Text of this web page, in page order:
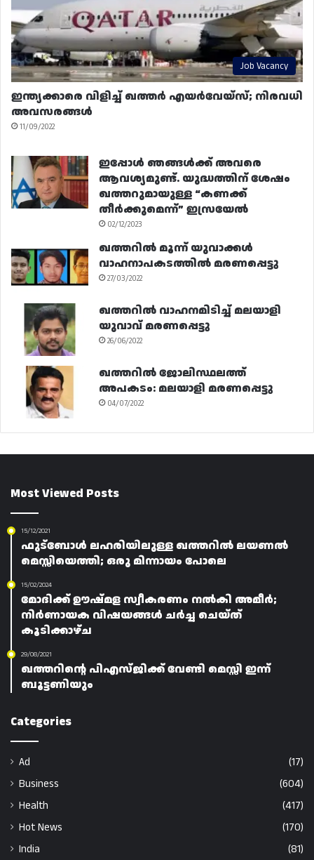
Job Vacancy
ഇന്ത്യക്കാരെ വിളിച്ച് ഖത്തർ എയർവേയ്‌സ്; നിരവധി
അവസരങ്ങൾ
11/09/2022
ഇപ്പോൾ ഞങ്ങൾക്ക് അവരെ
ആവശ്യമുണ്ട്. യുദ്ധത്തിന് ശേഷം
ഖത്തറുമായുള്ള “കണക്ക്
തീർക്കുമെന്ന്” ഇസ്രയേൽ
02/12/2023
ഖത്തറിൽ മൂന്ന് യുവാക്കൾ
വാഹനാപകടത്തിൽ മരണപ്പെട്ടു
27/03/2022
ഖത്തറിൽ വാഹനമിടിച്ച് മലയാളി
യുവാവ് മരണപ്പെട്ടു
26/06/2022
ഖത്തറിൽ ജോലിസ്ഥലത്ത്
അപകടം: മലയാളി മരണപ്പെട്ടു
04/07/2022
Most Viewed Posts
15/12/2021
ഫുട്ബോൾ ലഹരിയിലുള്ള ഖത്തറിൽ ലയണൽ
മെസ്സിയെത്തി; ഒരു മിന്നായം പോലെ
15/02/2024
മോദിക്ക് ഊഷ്മള സ്വീകരണം നൽകി അമീർ;
നിർണായക വിഷയങ്ങൾ ചർച്ച ചെയ്ത്
കൂടിക്കാഴ്ച
29/08/2021
ഖത്തറിന്റെ പിഎസ്‌ജിക്ക് വേണ്ടി മെസ്സി ഇന്ന്
ബൂട്ടണിയും
Categories
Ad
(17)
Business
(604)
Health
(417)
Hot News
(170)
India
(81)